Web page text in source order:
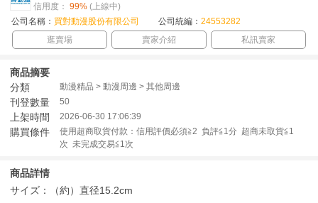
信用度： 99% (上線中)
公司名稱： 買對動漫股份有限公司 公司統編： 24553282
逛賣場
賣家介紹 私訊賣家
商品摘要
分類
動漫精品 > 動漫周邊 > 其他周邊
刊登數量 50
上架時間 2026-06-30 17:06:39
購買條件
使用超商取貨付款：信用評價必須≧2 負評≦1分 超商未取貨≦1
次 未完成交易≦1次
商品詳情
サイズ：（約）直径15.2cm